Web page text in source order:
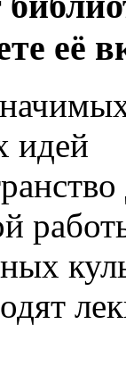
её
идей